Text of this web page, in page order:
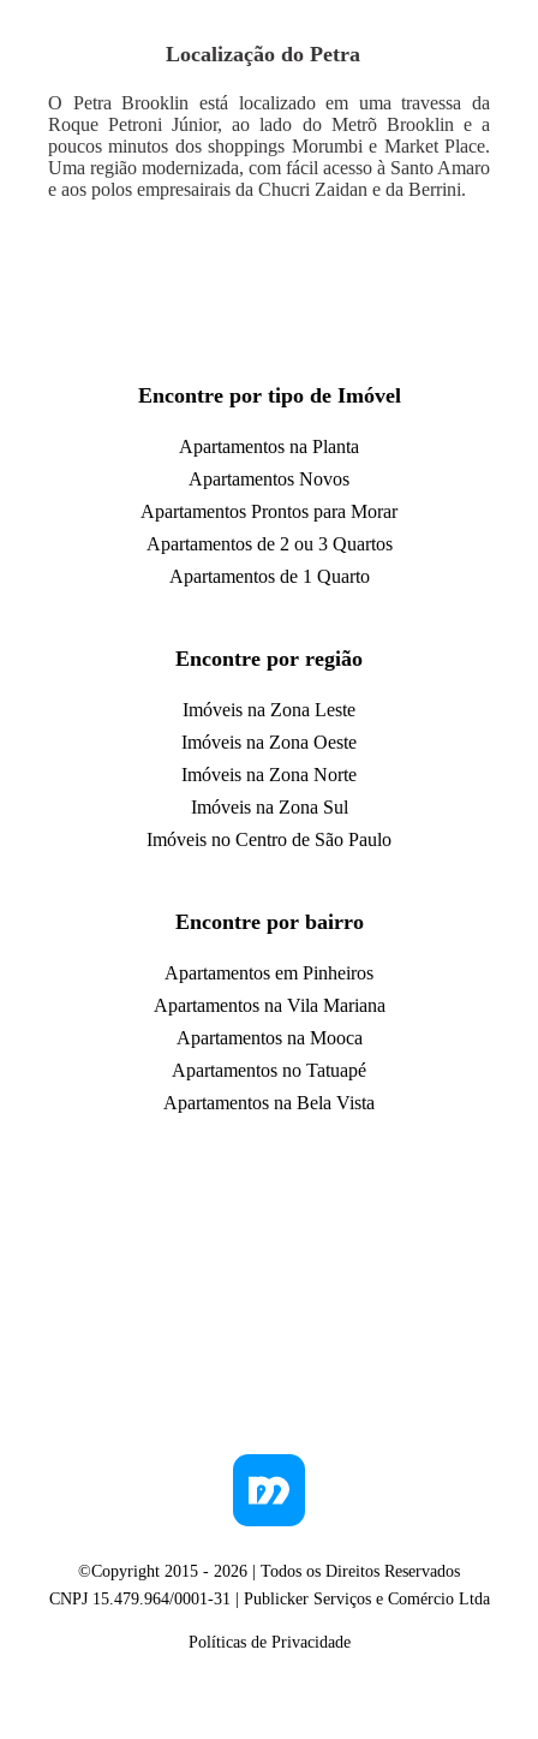
Localização do Petra
O Petra Brooklin está localizado em uma travessa da
Roque Petroni Júnior, ao lado do Metrõ Brooklin e a
poucos minutos dos shoppings Morumbi e Market Place.
Uma região modernizada, com fácil acesso à Santo Amaro
e aos polos empresairais da Chucri Zaidan e da Berrini.
Encontre por tipo de Imóvel
Apartamentos na Planta
Apartamentos Novos
Apartamentos Prontos para Morar
Apartamentos de 2 ou 3 Quartos
Apartamentos de 1 Quarto
Encontre por região
Imóveis na Zona Leste
Imóveis na Zona Oeste
Imóveis na Zona Norte
Imóveis na Zona Sul
Imóveis no Centro de São Paulo
Encontre por bairro
Apartamentos em Pinheiros
Apartamentos na Vila Mariana
Apartamentos na Mooca
Apartamentos no Tatuapé
Apartamentos na Bela Vista
©Copyright 2015 - 2026 | Todos os Direitos Reservados
CNPJ 15.479.964/0001-31 | Publicker Serviços e Comércio Ltda
Políticas de Privacidade